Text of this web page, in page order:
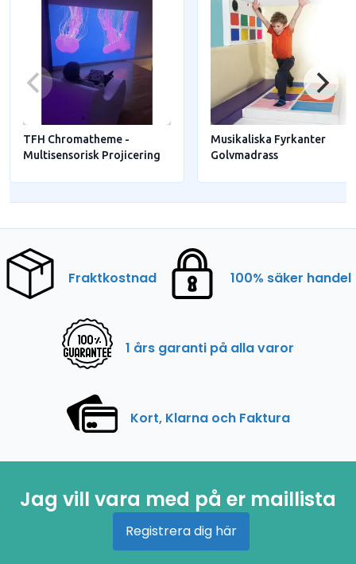
TFH Chromatheme -
Multisensorisk Projicering
Musikaliska Fyrkanter
Golvmadrass
Fraktkostnad 100% säker handel
1 års garanti på alla varor
Kort, Klarna och Faktura
Jag vill vara med på er maillista
Registrera dig här